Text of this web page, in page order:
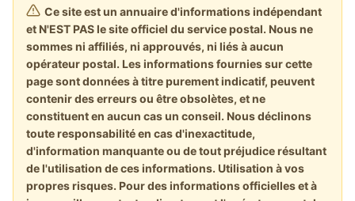
Ce site est un annuaire d'informations indépendant
et N'EST PAS le site officiel du service postal. Nous ne
sommes ni affiliés, ni approuvés, ni liés à aucun
opérateur postal. Les informations fournies sur cette
page sont données à titre purement indicatif, peuvent
contenir des erreurs ou être obsolètes, et ne
constituent en aucun cas un conseil. Nous déclinons
toute responsabilité en cas d'inexactitude,
d'information manquante ou de tout préjudice résultant
de l'utilisation de ces informations. Utilisation à vos
propres risques. Pour des informations officielles et à